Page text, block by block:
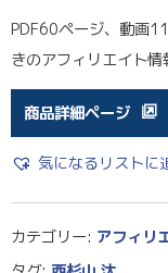
PDF60ページ、動画
きのアフィリエイト情
商品詳細ページ
気になるリストに
カテゴリー: アフィリ